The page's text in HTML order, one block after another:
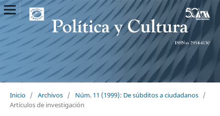
Inicio / Archivos / Núm. 11 (1999): De súbditos a ciudadanos /
Artículos de investigación